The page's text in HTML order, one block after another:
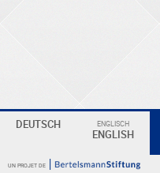
DEUTSCH ENGLISCH
ENGLISH
UN PROJET DE
ELEKTRONIKER
Eine